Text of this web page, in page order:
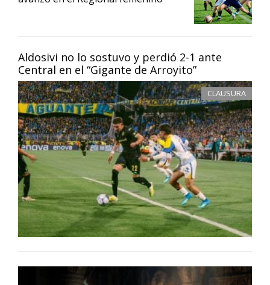
Aldosivi no lo sostuvo y perdió 2-1 ante
Central en el “Gigante de Arroyito”
CLAUSURA